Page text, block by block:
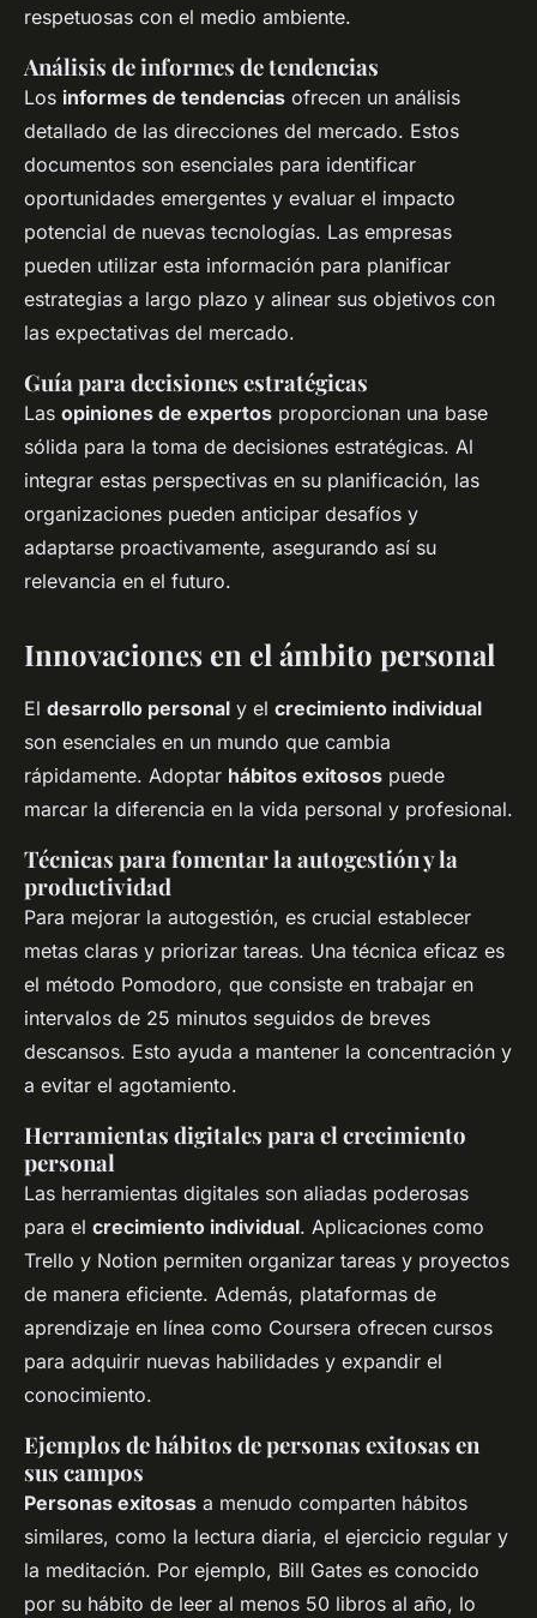
respetuosas con el medio ambiente.
Análisis de informes de tendencias
Los informes de tendencias ofrecen un análisis
detallado de las direcciones del mercado. Estos
documentos son esenciales para identificar
oportunidades emergentes y evaluar el impacto
potencial de nuevas tecnologías. Las empresas
pueden utilizar esta información para planificar
estrategias a largo plazo y alinear sus objetivos con
las expectativas del mercado.
Guía para decisiones estratégicas
Las opiniones de expertos proporcionan una base
sólida para la toma de decisiones estratégicas. Al
integrar estas perspectivas en su planificación, las
organizaciones pueden anticipar desafíos y
adaptarse proactivamente, asegurando así su
relevancia en el futuro.
Innovaciones en el ámbito personal
El desarrollo personal y el crecimiento individual
son esenciales en un mundo que cambia
rápidamente. Adoptar hábitos exitosos puede
marcar la diferencia en la vida personal y profesional.
Técnicas para fomentar la autogestión y la
productividad
Para mejorar la autogestión, es crucial establecer
metas claras y priorizar tareas. Una técnica eficaz es
el método Pomodoro, que consiste en trabajar en
intervalos de 25 minutos seguidos de breves
descansos. Esto ayuda a mantener la concentración y
a evitar el agotamiento.
Herramientas digitales para el crecimiento
personal
Las herramientas digitales son aliadas poderosas
para el crecimiento individual. Aplicaciones como
Trello y Notion permiten organizar tareas y proyectos
de manera eficiente. Además, plataformas de
aprendizaje en línea como Coursera ofrecen cursos
para adquirir nuevas habilidades y expandir el
conocimiento.
Ejemplos de hábitos de personas exitosas en
sus campos
Personas exitosas a menudo comparten hábitos
similares, como la lectura diaria, el ejercicio regular y
la meditación. Por ejemplo, Bill Gates es conocido
por su hábito de leer al menos 50 libros al año, lo